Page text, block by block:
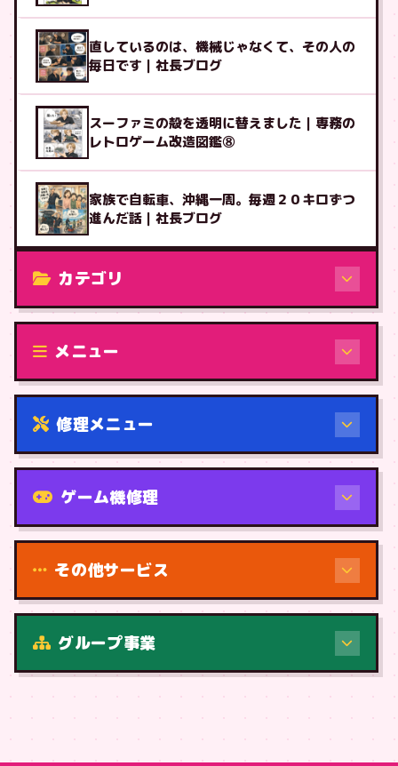
直しているのは、機械じゃなくて、その人の
毎日です｜社長ブログ
スーファミの殻を透明に替えました｜専務の
レトロゲーム改造図鑑⑧
家族で自転車、沖縄一周。毎週２０キロずつ
進んだ話｜社長ブログ
カテゴリ
修理（機種から）
メニュー
修理メニュー
機種から
ゲーム機修理
その他サービス
グループ事業